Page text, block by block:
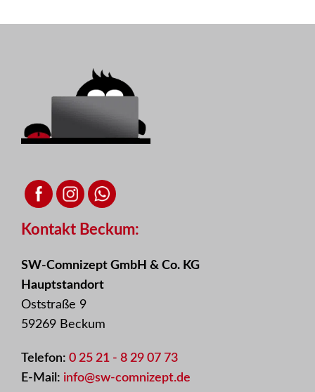
Kontakt Beckum:
SW-Comnizept GmbH & Co. KG
Hauptstandort
Oststraße 9
59269 Beckum
Telefon: 0 25 21 - 8 29 07 73
E-Mail: info@sw-comnizept.de